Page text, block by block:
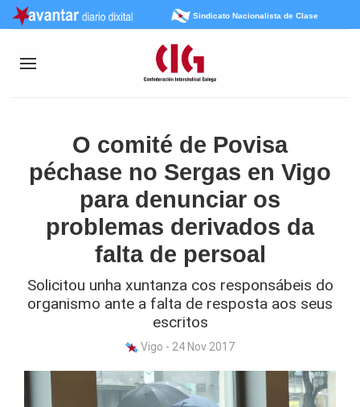
Sindicato Nacionalista de Clase
O comité de Povisa
péchase no Sergas en Vigo
para denunciar os
problemas derivados da
falta de persoal
Solicitou unha xuntanza cos responsábeis do
organismo ante a falta de resposta aos seus
escritos
Vigo - 24 Nov 2017